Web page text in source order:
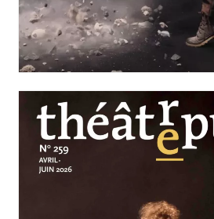
N°260
Nos solitudes